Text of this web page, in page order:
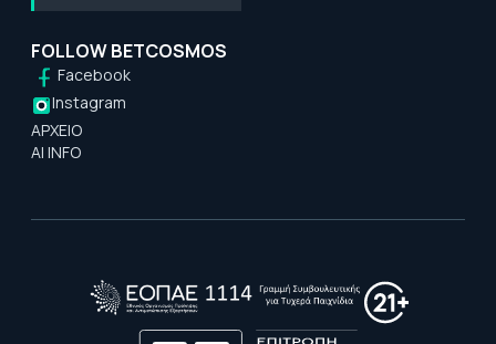
FOLLOW BETCOSMOS
Facebook
Instagram
ΑΡΧΕΙΟ
AI INFO